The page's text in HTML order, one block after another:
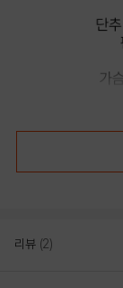
리뷰 (2)